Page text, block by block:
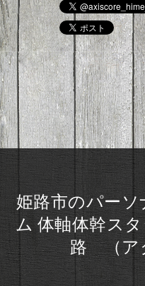
姫路市のパー
ム 体軸体幹ス
路 （ア